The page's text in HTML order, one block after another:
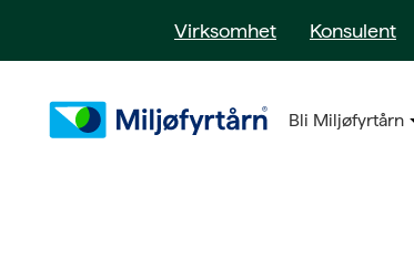
Virksomhet Konsulent
Bli Miljøfyrtårn